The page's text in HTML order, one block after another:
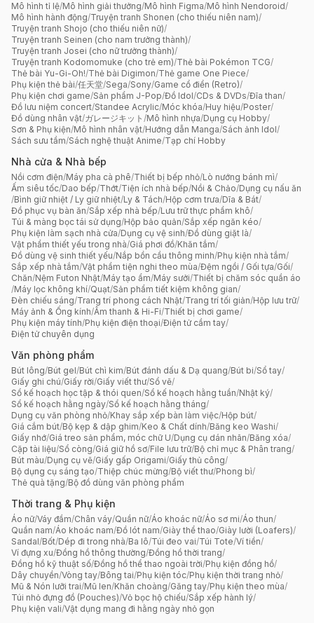
Mô hình tỉ lệ/Mô hình giải thưởng/Mô hình Figma/Mô hình Nendoroid/
Mô hình hành động/Truyện tranh Shonen (cho thiếu niên nam)/
Truyện tranh Shojo (cho thiếu niên nữ)/
Truyện tranh Seinen (cho nam trưởng thành)/
Truyện tranh Josei (cho nữ trưởng thành)/
Truyện tranh Kodomomuke (cho trẻ em)/Thẻ bài Pokémon TCG/
Thẻ bài Yu-Gi-Oh!/Thẻ bài Digimon/Thẻ game One Piece/
Phụ kiện thẻ bài/任天堂/Sega/Sony/Game cổ điển (Retro)/
Phụ kiện chơi game/Sản phẩm J-Pop/Đồ Idol/CDs & DVDs/Đĩa than/
Đồ lưu niệm concert/Standee Acrylic/Móc khóa/Huy hiệu/Poster/
Đồ dùng nhân vật/ガレージキット /Mô hình nhựa/Dụng cụ Hobby/
Sơn & Phụ kiện/Mô hình nhân vật/Hướng dẫn Manga/Sách ảnh Idol/
Sách sưu tầm/Sách nghệ thuật Anime/Tạp chí Hobby
Nhà cửa & Nhà bếp
Nồi cơm điện/Máy pha cà phê/Thiết bị bếp nhỏ/Lò nướng bánh mì/
Ấm siêu tốc/Dao bếp/Thớt/Tiện ích nhà bếp/Nồi & Chảo/Dụng cụ nấu ăn
/Bình giữ nhiệt / Ly giữ nhiệt/Ly & Tách/Hộp cơm trưa/Dĩa & Bát/
Đồ phục vụ bàn ăn/Sắp xếp nhà bếp/Lưu trữ thực phẩm khô/
Túi & màng bọc tái sử dụng/Hộp bảo quản/Sắp xếp ngăn kéo/
Phụ kiện làm sạch nhà cửa/Dụng cụ vệ sinh/Đồ dùng giặt là/
Vật phẩm thiết yếu trong nhà/Giá phơi đồ/Khăn tắm/
Đồ dùng vệ sinh thiết yếu/Nắp bồn cầu thông minh/Phụ kiện nhà tắm/
Sắp xếp nhà tắm/Vật phẩm tiện nghi theo mùa/Đệm ngồi / Gối tựa/Gối/
Chăn/Nệm Futon Nhật/Máy tạo ẩm/Máy sưởi/Thiết bị chăm sóc quần áo
/Máy lọc không khí/Quạt/Sản phẩm tiết kiệm không gian/
Đèn chiếu sáng/Trang trí phong cách Nhật/Trang trí tối giản/Hộp lưu trữ/
Máy ảnh & Ống kính/Âm thanh & Hi-Fi/Thiết bị chơi game/
Phụ kiện máy tính/Phụ kiện điện thoại/Điện tử cầm tay/
Điện tử chuyên dụng
Văn phòng phẩm
Bút lông/Bút gel/Bút chì kim/Bút đánh dấu & Dạ quang/Bút bi/Sổ tay/
Giấy ghi chú/Giấy rời/Giấy viết thư/Sổ vẽ/
Sổ kế hoạch học tập & thói quen/Sổ kế hoạch hằng tuần/Nhật ký/
Sổ kế hoạch hằng ngày/Sổ kế hoạch hằng tháng/
Dụng cụ văn phòng nhỏ/Khay sắp xếp bàn làm việc/Hộp bút/
Giá cắm bút/Bộ kẹp & dập ghim/Keo & Chất dính/Băng keo Washi/
Giấy nhớ/Giá treo sản phẩm, móc chữ U/Dụng cụ dán nhãn/Băng xóa/
Cặp tài liệu/Sổ còng/Giá giữ hồ sơ/File lưu trữ/Bộ chỉ mục & Phân trang/
Bút màu/Dụng cụ vẽ/Giấy gấp Origami/Giấy thủ công/
Bộ dụng cụ sáng tạo/Thiệp chúc mừng/Bộ viết thư/Phong bì/
Thẻ quà tặng/Bộ đồ dùng văn phòng phẩm
Thời trang & Phụ kiện
Áo nữ/Váy đầm/Chân váy/Quần nữ/Áo khoác nữ/Áo sơ mi/Áo thun/
Quần nam/Áo khoác nam/Đồ lót nam/Giày thể thao/Giày lười (Loafers)/
Sandal/Bốt/Dép đi trong nhà/Ba lô/Túi đeo vai/Túi Tote/Ví tiền/
Ví đựng xu/Đồng hồ thông thường/Đồng hồ thời trang/
Đồng hồ kỹ thuật số/Đồng hồ thể thao ngoài trời/Phụ kiện đồng hồ/
Dây chuyền/Vòng tay/Bông tai/Phụ kiện tóc/Phụ kiện thời trang nhỏ/
Mũ & Nón lưỡi trai/Mũ len/Khăn choàng/Găng tay/Phụ kiện theo mùa/
Túi nhỏ đựng đồ (Pouches)/Vỏ bọc hộ chiếu/Sắp xếp hành lý/
Phụ kiện vali/Vật dụng mang đi hằng ngày nhỏ gọn